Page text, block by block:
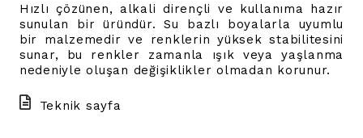
Hızlı çözünen, alkali dirençli ve kullanıma hazır
sunulan bir üründür. Su bazlı boyalarla uyumlu
bir malzemedir ve renklerin yüksek stabilitesini
sunar, bu renkler zamanla ışık veya yaşlanma
nedeniyle oluşan değişiklikler olmadan korunur.
Teknik sayfa